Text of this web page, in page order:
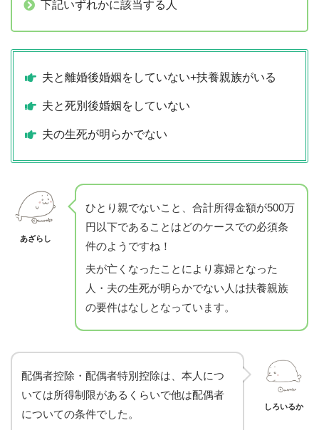
下記いずれかに該当する人
夫と離婚後婚姻をしていない+扶養親族がいる
夫と死別後婚姻をしていない
夫の生死が明らかでない
あざらし
ひとり親でないこと、合計所得金額が500万
円以下であることはどのケースでの必須条
件のようですね！
夫が亡くなったことにより寡婦となった
人・夫の生死が明らかでない人は扶養親族
の要件はなしとなっています。
しろいるか
配偶者控除・配偶者特別控除は、本人につ
いては所得制限があるくらいで他は配偶者
についての条件でした。